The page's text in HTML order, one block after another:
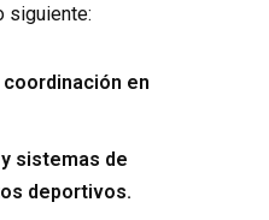
siguiente:
en
sistemas de
deportivos.